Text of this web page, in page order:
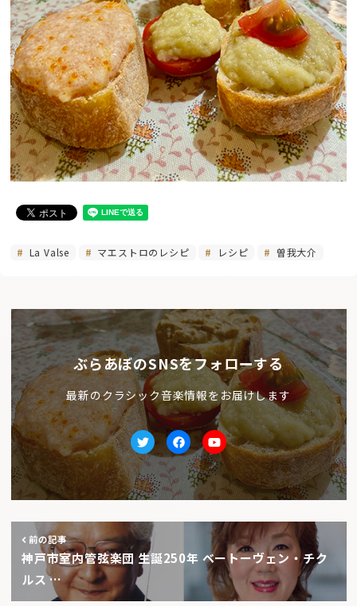
La Valse マエストロのレシピ レシピ 曽我大介
ぶらあぼのSNSをフォローする
最新のクラシック音楽情報をお届けします
TwitterfacebookYoutube
前の記事
神戸市室内管弦楽団 生誕250年 ベートーヴェン・チク
ルス …